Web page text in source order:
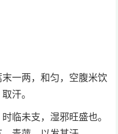
一两，和匀，空腹米饮
汗。
临未支，湿邪旺盛也。